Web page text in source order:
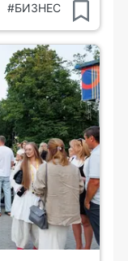
#БИЗНЕС